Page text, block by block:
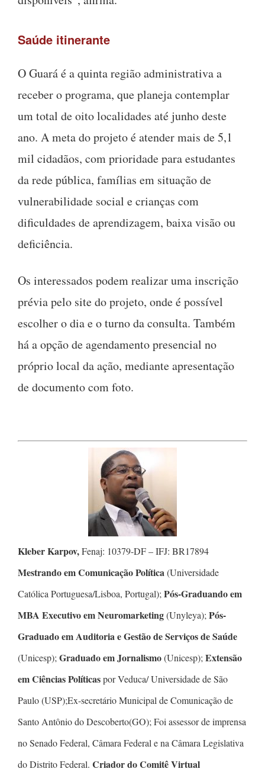
Saúde itinerante
O Guará é a quinta região administrativa a
receber o programa, que planeja contemplar
um total de oito localidades até junho deste
ano. A meta do projeto é atender mais de 5,1
mil cidadãos, com prioridade para estudantes
da rede pública, famílias em situação de
vulnerabilidade social e crianças com
dificuldades de aprendizagem, baixa visão ou
deficiência.
Os interessados podem realizar uma inscrição
prévia pelo site do projeto, onde é possível
escolher o dia e o turno da consulta. Também
há a opção de agendamento presencial no
próprio local da ação, mediante apresentação
de documento com foto.
Kleber Karpov,Fenaj: 10379-DF – IFJ: BR17894
Mestrando em Comunicação Política(Universidade
Católica Portuguesa/Lisboa, Portugal); Pós-Graduando em
MBA Executivo em Neuromarketing(Unyleya); Pós-
Graduado em Auditoria e Gestão de Serviços de Saúde
(Unicesp); Graduado em Jornalismo(Unicesp); Extensão
em Ciências Políticaspor Veduca/ Universidade de São
Paulo (USP);Ex-secretário Municipal de Comunicação de
Santo Antônio do Descoberto(GO); Foi assessor de imprensa
no Senado Federal, Câmara Federal e na Câmara Legislativa
do Distrito Federal. Criador do Comitê Virtual